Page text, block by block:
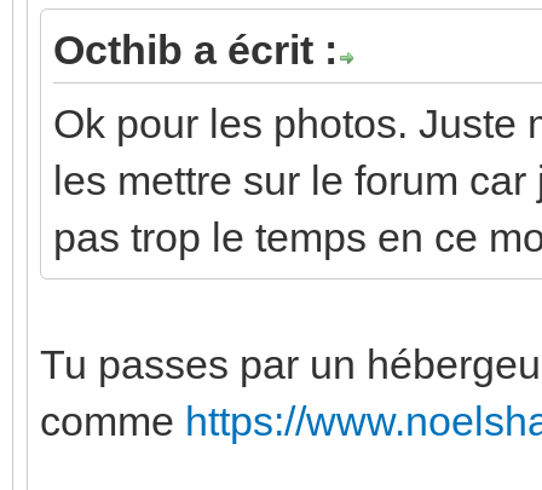
Octhib a écrit :
Ok pour les photos. Juste
les mettre sur le forum car
pas trop le temps en ce
Tu passes par un
comme https://